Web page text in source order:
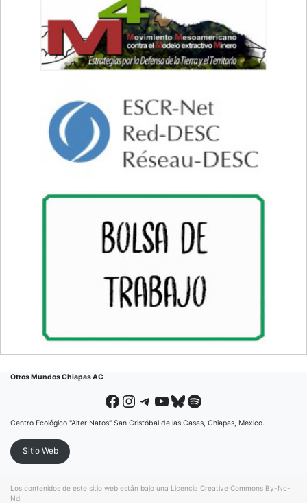
Otros Mundos Chiapas AC
Facebook Instagram Telegram YouTube Bluesky Spotify
Centro Ecológico "Alter Natos" San Cristóbal de las Casas, Chiapas, Mexico.
Sitio Web
Los contenidos de este sitio web están bajo una Licencia Creative Commons By-Nc-
Nd